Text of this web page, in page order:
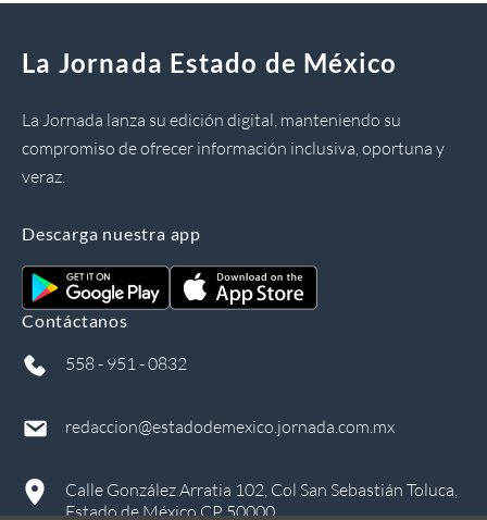
La Jornada Estado de México
La Jornada lanza su edición digital, manteniendo su
compromiso de ofrecer información inclusiva, oportuna y
veraz.
Descarga nuestra app
Contáctanos
558 - 951 - 0832
redaccion@estadodemexico.jornada.com.mx
Calle González Arratia 102, Col San Sebastián Toluca,
Estado de México CP 50000